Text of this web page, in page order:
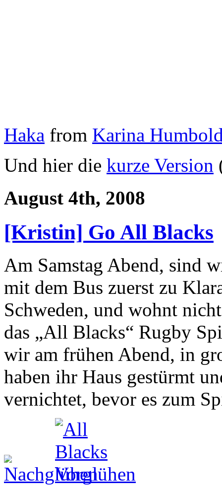
Haka from Karina
Und hier die kurze Version
August 4th, 2008
[Kristin] Go All Blacks
Am Samstag Abend, sind
mit dem Bus zuerst zu
Schweden, und wohnt
das „All Blacks“ Rugby
wir am frühen Abend, in
haben ihr Haus gestürmt
vernichtet, bevor es zum